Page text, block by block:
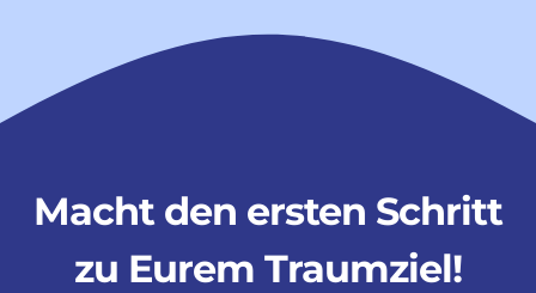
Macht den ersten Schritt
zu Eurem Traumziel!